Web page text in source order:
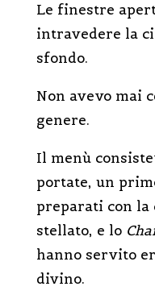
Le finestre
intravedere la
sfondo.
Non avevo mai
genere.
Il menù
portate, un
preparati con
stellato, e lo
hanno servito
divino.